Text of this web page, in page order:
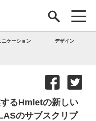
ニケーション デザイン
るHmletの新しい
のサブスクリプ